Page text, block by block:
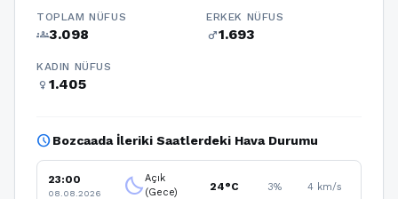
TOPLAM NÜFUS
groups3.098
ERKEK NÜFUS
male1.693
KADIN NÜFUS
female 1.405
scheduleBozcaada İleriki Saatlerdeki Hava Durumu
23:00
08.08.2026 clear_nightAçık
(Gece)
24°C 3% 4 km/s